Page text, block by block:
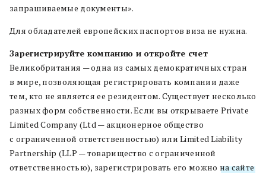
запрашиваемые документы».
Для обладателей европейских паспортов виза не нужна.
Зарегистрируйте компанию и откройте счет
Великобритания — одна из самых демократичных стран
в мире, позволяющая регистрировать компании даже
тем, кто не является ее резидентом. Существует несколько
разных форм собственности. Если вы открываете Private
Limited Company (Ltd — акционерное общество
с ограниченной ответственностью) или Limited Liability
Partnership (LLP — товарищество с ограниченной
ответственностью), зарегистрировать его можно на сайте.